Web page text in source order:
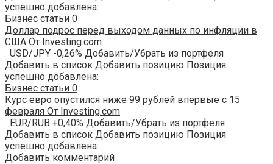
успешно добавлена:
Бизнес статьи 0
Доллар подрос перед выходом данных по инфляции в
США От Investing.com
USD/JPY -0,26% Добавить/Убрать из портфеля
Добавить в список Добавить позицию Позиция
успешно добавлена:
Бизнес статьи 0
Курс евро опустился ниже 99 рублей впервые с 15
февраля От Investing.com
EUR/RUB +0,40% Добавить/Убрать из портфеля
Добавить в список Добавить позицию Позиция
успешно добавлена:
Добавить комментарий